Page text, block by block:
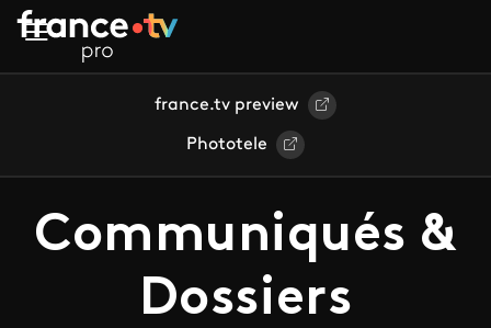
Aller au contenu principal
france.tv preview
Phototele
Communiqués &
Dossiers